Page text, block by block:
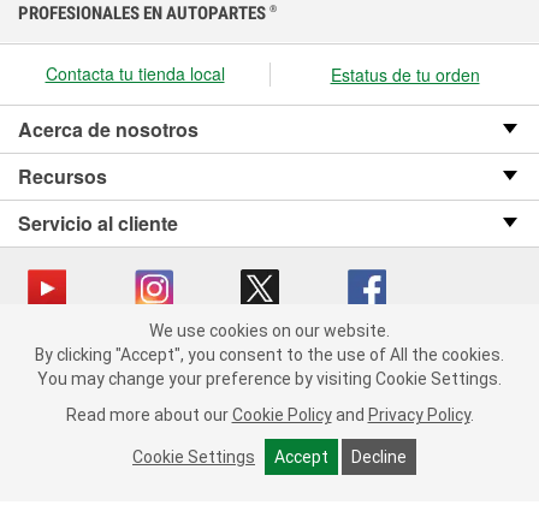
We use cookies on our website. By clicking "Accept", you consent
to the use of All the cookies.
You may change your preference by visiting Cookie Settings.
Read more about our Cookie Policy and Privacy Policy.
Cookie Settings Accept Decline
PROFESIONALES EN AUTOPARTES ®
Contacta tu tienda local Estatus de tu orden
Acerca de nosotros
Recursos
Servicio al cliente
Copyright © 2008-2026 O’Reilly Auto Parts v OST_3.2.0.0.729 (3) cv1361
catalog_main
Política de privacidad
Ley de transparencia en las cadenas de suministro
We use cookies on our website.
By clicking "Accept", you consent to the use of All the cookies.
You may change your preference by visiting Cookie Settings.
Read more about our Cookie Policy and Privacy Policy.
Cookie Settings Accept Decline